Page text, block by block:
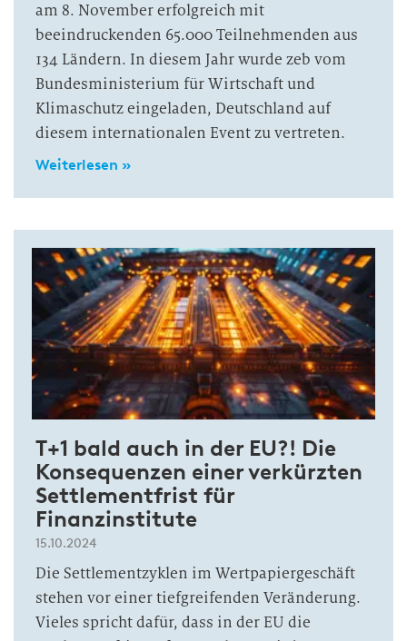
am 8. November erfolgreich mit
beeindruckenden 65.000 Teilnehmenden aus
134 Ländern. In diesem Jahr wurde zeb vom
Bundesministerium für Wirtschaft und
Klimaschutz eingeladen, Deutschland auf
diesem internationalen Event zu vertreten.
Weiterlesen »
T+1 bald auch in der EU?! Die
Konsequenzen einer verkürzten
Settlementfrist für
Finanzinstitute
15.10.2024
Die Settlementzyklen im Wertpapiergeschäft
stehen vor einer tiefgreifenden Veränderung.
Vieles spricht dafür, dass in der EU die